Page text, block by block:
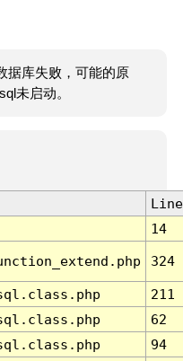
据库失败，可能的原
未启动。
Line
14
324
211
62
94